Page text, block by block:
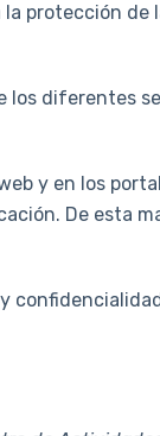
protección
diferentes
y en los
De esta